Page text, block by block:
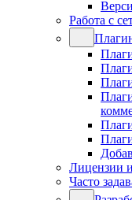
Работа с
Лицензии
Часто